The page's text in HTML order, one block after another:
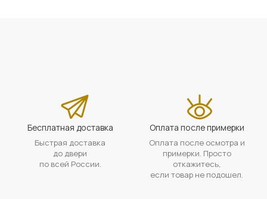
Бесплатная доставка
Быстрая доставка
до двери
по всей России.
Оплата после примерки
Оплата после осмотра и
примерки. Просто
откажитесь,
если товар не подошел.